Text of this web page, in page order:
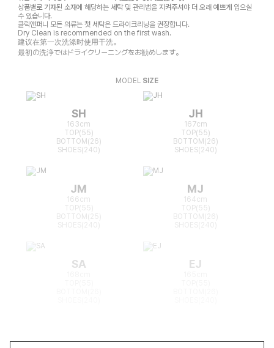
상품별로 기재된 소재에 해당하는 세탁 및 관리법을 지켜주셔야 더 오래 예쁘게 입으실
수 있습니다.
클릭앤퍼니 모든 의류는 첫 세탁은 드라이크리닝을 권장합니다.
Dry Clean is recommended on the first wash.
建议在第一次洗涤时使用干洗。
最初の洗浄ではドライクリーニングをお勧めします。
MODEL SIZE
SH
163cm
TOP(55)
BOTTOM(26)
SHOES(240)
JH
167cm
TOP(55)
BOTTOM(26)
SHOES(240)
JM
166cm
TOP(55)
BOTTOM(25)
MJ
164cm
TOP(55)
BOTTOM(26)
SA EJ